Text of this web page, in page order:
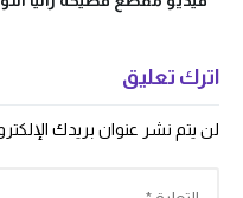
اترك تعليق
لن يتم نشر عنوان بريدك